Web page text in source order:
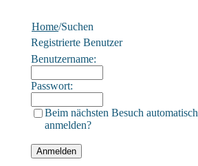
Home/Suchen
Registrierte Benutzer
Benutzername:
Passwort:
Beim nächsten Besuch automatisch
anmelden?